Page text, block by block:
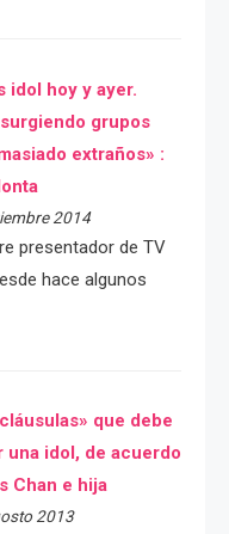
idol hoy y ayer.
grupos
extraños» :
2014
presentador de TV
hace algunos
que debe
una idol, de acuerdo
Chan e hija
2013